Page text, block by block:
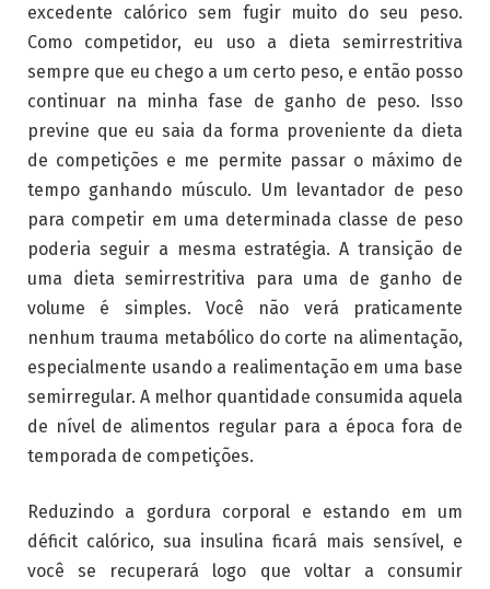
excedente calórico sem fugir muito do seu peso.
Como competidor, eu uso a dieta semirrestritiva
sempre que eu chego a um certo peso, e então posso
continuar na minha fase de ganho de peso. Isso
previne que eu saia da forma proveniente da dieta
de competições e me permite passar o máximo de
tempo ganhando músculo. Um levantador de peso
para competir em uma determinada classe de peso
poderia seguir a mesma estratégia. A transição de
uma dieta semirrestritiva para uma de ganho de
volume é simples. Você não verá praticamente
nenhum trauma metabólico do corte na alimentação,
especialmente usando a realimentação em uma base
semirregular. A melhor quantidade consumida aquela
de nível de alimentos regular para a época fora de
temporada de competições.
Reduzindo a gordura corporal e estando em um
déficit calórico, sua insulina ficará mais sensível, e
você se recuperará logo que voltar a consumir